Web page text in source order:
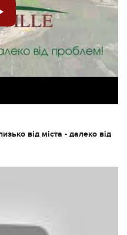
від міста - далеко від